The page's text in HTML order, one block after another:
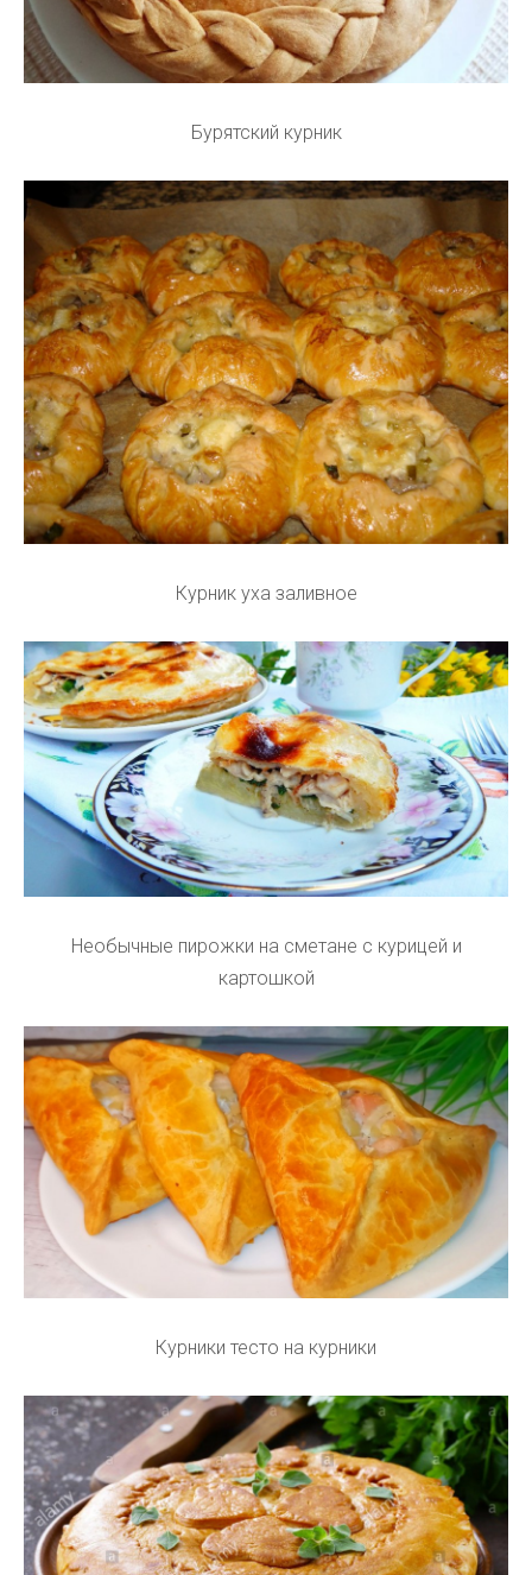
Бурятский курник
Курник уха заливное
Необычные пирожки на сметане с курицей и
картошкой
Курники тесто на курники